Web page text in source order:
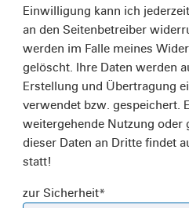
Einwilligung kann ich
an den Seitenbetreiber
werden im Falle meines
gelöscht. Ihre Daten werden
Erstellung und Übertragung
verwendet bzw. gespeichert.
weitergehende Nutzung oder
dieser Daten an Dritte findet
statt!
zur Sicherheit*